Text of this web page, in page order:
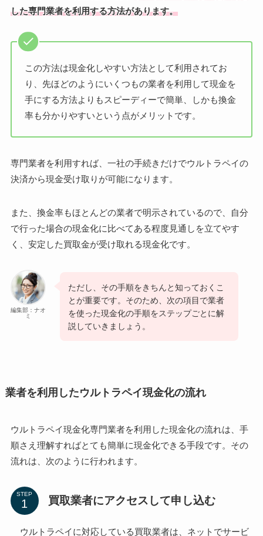
した専門業者を利用する方法があります。
この方法は現金化しやすい方法として利用されてお
り、先ほどのようにいくつもの業者を利用して現金を
手にする方法よりもスピーディーで簡単、しかも換金
率も分かりやすいという点がメリットです。
専門業者を利用すれば、一社の手続きだけでウルトラペイの
決済から現金受け取りが可能になります。
また、換金率もほとんどの業者で明示されているので、自分
で行った場合の現金化に比べてある程度見通しを立てやす
く、安定した買取金が受け取れる現金化です。
編集部：ナオ
ミ
ただし、その手順をきちんと知っておくこ
とが重要です。そのため、次の項目で業者
を使った現金化の手順をステップごとに解
説していきましょう。
業者を利用したウルトラペイ現金化の流れ
ウルトラペイ現金化専門業者を利用した現金化の流れは、手
順さえ理解すればとても簡単に現金化できる手段です。その
流れは、次のように行われます。
STEP
買取業者にアクセスして申し込む
ウルトラペイに対応している買取業者は、ネットでサービ